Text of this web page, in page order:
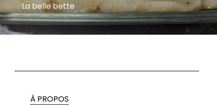
La belle bette
À PROPOS